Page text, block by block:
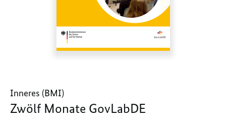
Inneres (BMI)
Zwölf Monate GovLabDE